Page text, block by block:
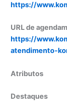
https://
URL de
https://
atendimento-
Atributos
Destaques